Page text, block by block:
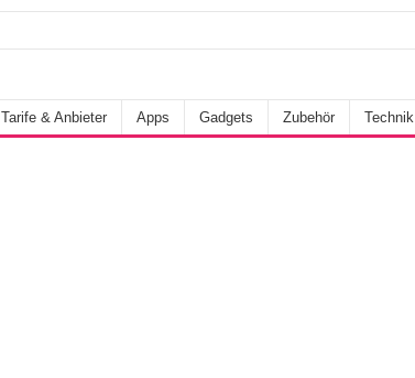
Tarife & Anbieter Apps Gadgets Zubehör Technik